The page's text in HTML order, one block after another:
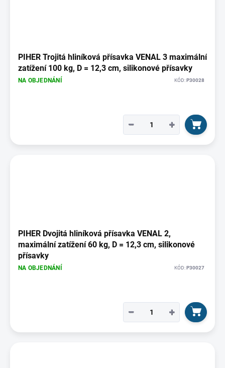
PIHER Trojitá hliníková přísavka VENAL 3 maximální
zatížení 100 kg, D = 12,3 cm, silikonové přísavky
NA OBJEDNÁNÍ KÓD:P30028
+
−
PIHER Dvojitá hliníková přísavka VENAL 2,
maximální zatížení 60 kg, D = 12,3 cm, silikonové
přísavky
NA OBJEDNÁNÍ KÓD:P30027
+
−